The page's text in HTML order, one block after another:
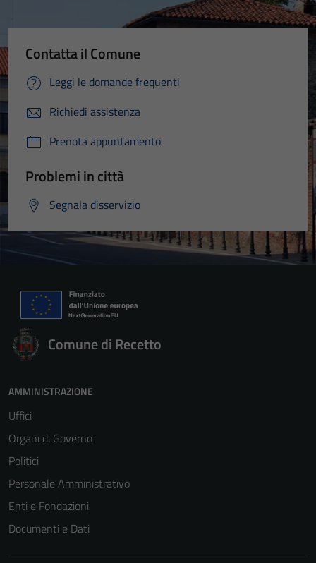
Contatta il Comune
Leggi le domande frequenti
Richiedi assistenza
Prenota appuntamento
Problemi in città
Segnala disservizio
Comune di Recetto
AMMINISTRAZIONE
Uffici
Organi di Governo
Politici
Personale Amministrativo
Enti e Fondazioni
Documenti e Dati